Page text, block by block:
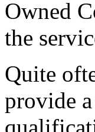
Owned
the
Quite
provide